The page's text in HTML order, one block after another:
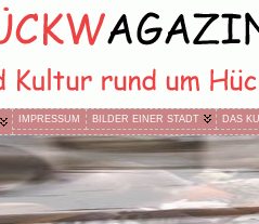
IMPRESSUM BILDER EINER STADT DAS